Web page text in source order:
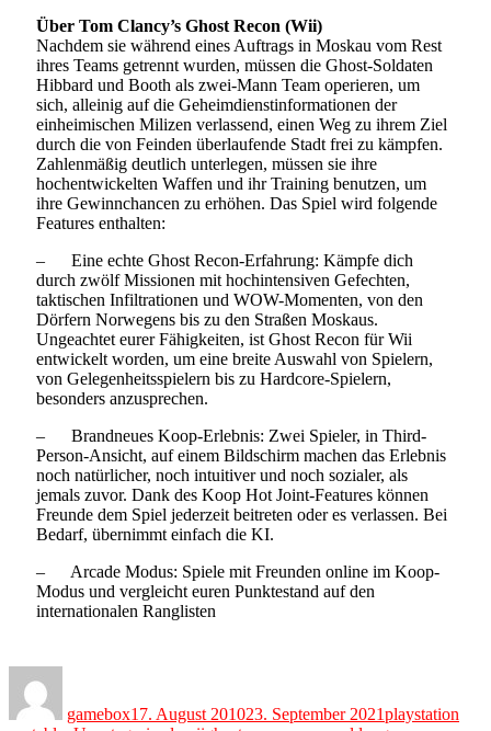
Über Tom Clancy’s Ghost Recon (Wii)
Nachdem sie während eines Auftrags in Moskau vom Rest
ihres Teams getrennt wurden, müssen die Ghost-Soldaten
Hibbard und Booth als zwei-Mann Team operieren, um
sich, alleinig auf die Geheimdienstinformationen der
einheimischen Milizen verlassend, einen Weg zu ihrem Ziel
durch die von Feinden überlaufende Stadt frei zu kämpfen.
Zahlenmäßig deutlich unterlegen, müssen sie ihre
hochentwickelten Waffen und ihr Training benutzen, um
ihre Gewinnchancen zu erhöhen. Das Spiel wird folgende
Features enthalten:
– Eine echte Ghost Recon-Erfahrung: Kämpfe dich
durch zwölf Missionen mit hochintensiven Gefechten,
taktischen Infiltrationen und WOW-Momenten, von den
Dörfern Norwegens bis zu den Straßen Moskaus.
Ungeachtet eurer Fähigkeiten, ist Ghost Recon für Wii
entwickelt worden, um eine breite Auswahl von Spielern,
von Gelegenheitsspielern bis zu Hardcore-Spielern,
besonders anzusprechen.
– Brandneues Koop-Erlebnis: Zwei Spieler, in Third-
Person-Ansicht, auf einem Bildschirm machen das Erlebnis
noch natürlicher, noch intuitiver und noch sozialer, als
jemals zuvor. Dank des Koop Hot Joint-Features können
Freunde dem Spiel jederzeit beitreten oder es verlassen. Bei
Bedarf, übernimmt einfach die KI.
– Arcade Modus: Spiele mit Freunden online im Koop-
Modus und vergleicht euren Punktestand auf den
internationalen Ranglisten
gamebox17. August 201023. September 2021playstation